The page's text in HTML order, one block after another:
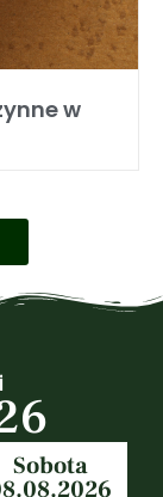
w
Sobota